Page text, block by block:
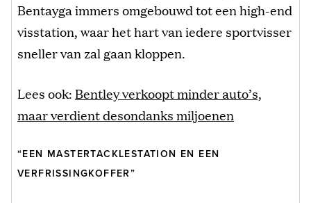
Bentayga immers omgebouwd tot een high-end
visstation, waar het hart van iedere sportvisser
sneller van zal gaan kloppen.
Lees ook: Bentley verkoopt minder auto’s,
maar verdient desondanks miljoenen
“EEN MASTERTACKLESTATION EN EEN
VERFRISSINGKOFFER”